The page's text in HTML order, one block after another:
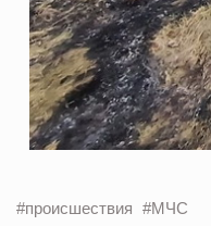
#происшествия #МЧС